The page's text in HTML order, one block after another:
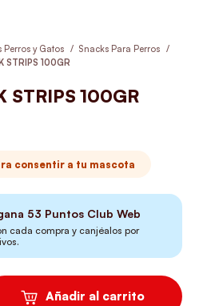
Perros y Gatos
Snacks Para Perros
STRIPS 100GR
STRIPS 100GR
consentir a tu mascota
53 Puntos Club Web
cada compra y canjéalos por
Añadir al carrito